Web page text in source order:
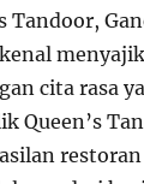
Tandoor,
cita rasa
Queen’s